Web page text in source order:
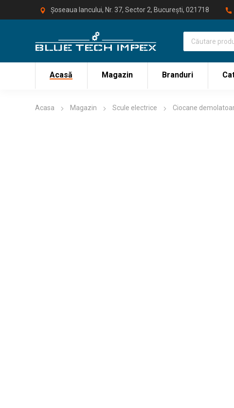
Șoseaua Iancului, Nr. 37, Sector 2, București, 021718
Acasă Magazin Branduri
Acasa Magazin Scule electrice Ciocane